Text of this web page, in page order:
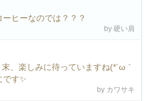
ヒーなのでは？？？
by 硬い肩
、楽しみに待っていますね(*´ω｀
す✨️
by カワサキ